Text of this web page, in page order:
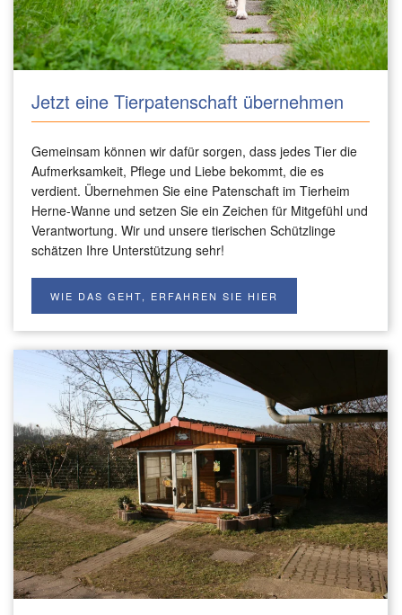
Jetzt eine Tierpatenschaft übernehmen
Gemeinsam können wir dafür sorgen, dass jedes Tier die
Aufmerksamkeit, Pflege und Liebe bekommt, die es
verdient. Übernehmen Sie eine Patenschaft im Tierheim
Herne-Wanne und setzen Sie ein Zeichen für Mitgefühl und
Verantwortung. Wir und unsere tierischen Schützlinge
schätzen Ihre Unterstützung sehr!
WIE DAS GEHT, ERFAHREN SIE HIER